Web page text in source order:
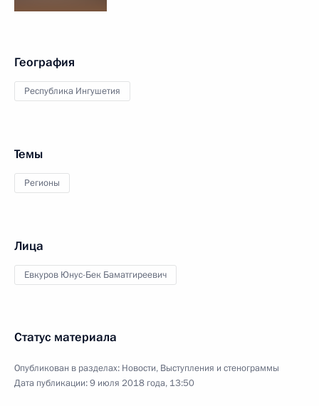
География
Республика Ингушетия
Темы
Регионы
Лица
Евкуров Юнус-Бек Баматгиреевич
Статус материала
Опубликован в разделах: Новости, Выступления и стенограммы
Дата публикации:9 июля 2018 года, 13:50